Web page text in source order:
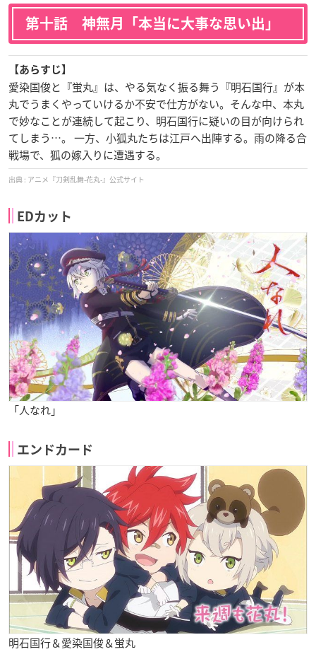
第十話 神無月「本当に大事な思い出」
【あらすじ】
愛染国俊と『蛍丸』は、やる気なく振る舞う『明石国行』が本
丸でうまくやっていけるか不安で仕方がない。そんな中、本丸
で妙なことが連続して起こり、明石国行に疑いの目が向けられ
てしまう…。 一方、小狐丸たちは江戸へ出陣する。雨の降る合
戦場で、狐の嫁入りに遭遇する。
アニメ『刀剣乱舞-花丸-』公式サイト
EDカット
「人なれ」
エンドカード
明石国行＆愛染国俊＆蛍丸